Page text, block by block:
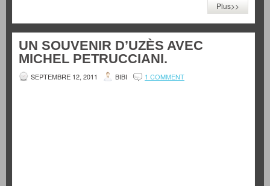
Plus>>
UN SOUVENIR D’UZÈS AVEC
MICHEL PETRUCCIANI.
SEPTEMBRE 12, 2011 BIBI 1 COMMENT